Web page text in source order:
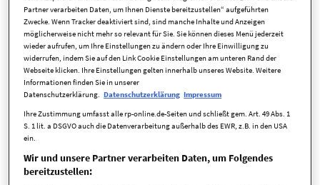
Eckdaten
Kaufpreis 399.900,00 EUR
Zimmer 4,5 Zimmer
verfügbar ab nach Vereinbarung
Partner verarbeiten Daten, um Ihnen Dienste bereitzustellen“ aufgeführten
Zwecke. Wenn Tracker deaktiviert sind, sind manche Inhalte und Anzeigen
möglicherweise nicht mehr so relevant für Sie. Sie können dieses Menü jederzeit
wieder aufrufen, um Ihre Einstellungen zu ändern oder Ihre Einwilligung zu
widerrufen, indem Sie auf den Link Cookie Einstellungen am unteren Rand der
Webseite klicken. Ihre Einstellungen gelten innerhalb unseres Website. Weitere
Informationen finden Sie in unserer
Datenschutzerklärung. Datenschutzerklärung Impressum
Ihre Zustimmung umfasst alle rp-online.de-Seiten und schließt gem. Art. 49 Abs. 1
S. 1 lit. a DSGVO auch die Datenverarbeitung außerhalb des EWR, z.B. in den USA
ein.
Wir und unsere Partner verarbeiten Daten, um Folgendes
bereitzustellen: